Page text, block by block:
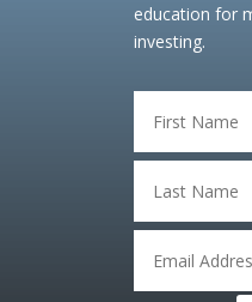
education for
investing.